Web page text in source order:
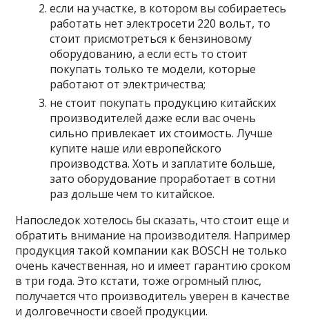
если на участке, в котором вы собираетесь
работать нет электросети 220 вольт, то
стоит присмотреться к бензиновому
оборудованию, а если есть то стоит
покупать только те модели, которые
работают от электричества;
не стоит покупать продукцию китайских
производителей даже если вас очень
сильно привлекает их стоимость. Лучше
купите наше или европейского
производства. Хоть и заплатите больше,
зато оборудование проработает в сотни
раз дольше чем то китайское.
Напоследок хотелось бы сказать, что стоит еще и
обратить внимание на производителя. Например
продукция такой компании как BOSCH не только
очень качественная, но и имеет гарантию сроком
в три года. Это кстати, тоже огромный плюс,
получается что производитель уверен в качестве
и долговечности своей продукции.